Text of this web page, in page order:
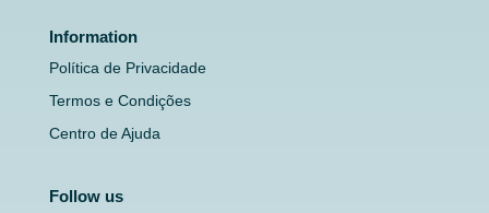
Information
Política de Privacidade
Termos e Condições
Centro de Ajuda
Follow us